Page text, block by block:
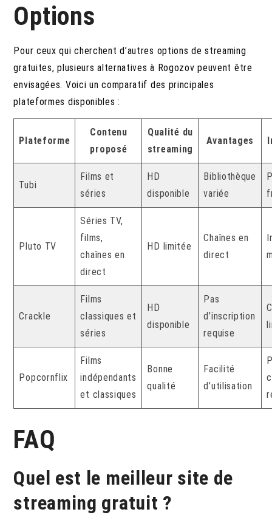
Options
Pour ceux qui cherchent d’autres options de streaming
gratuites, plusieurs alternatives à Rogozov peuvent être
envisagées. Voici un comparatif des principales
plateformes disponibles :
Plateforme
Contenu
proposé
Qualité du
streaming
Avantages
Tubi
Films et
séries
HD
disponible
Bibliothèque
variée
Pluto TV
Séries TV,
films,
chaînes en
direct
HD limitée
Chaînes en
direct
Crackle
Films
classiques et
séries
HD
disponible
Pas
d’inscription
requise
Popcornflix
Films
indépendants
et classiques
Bonne
qualité
Facilité
d’utilisation
FAQ
Quel est le meilleur site de
streaming gratuit ?